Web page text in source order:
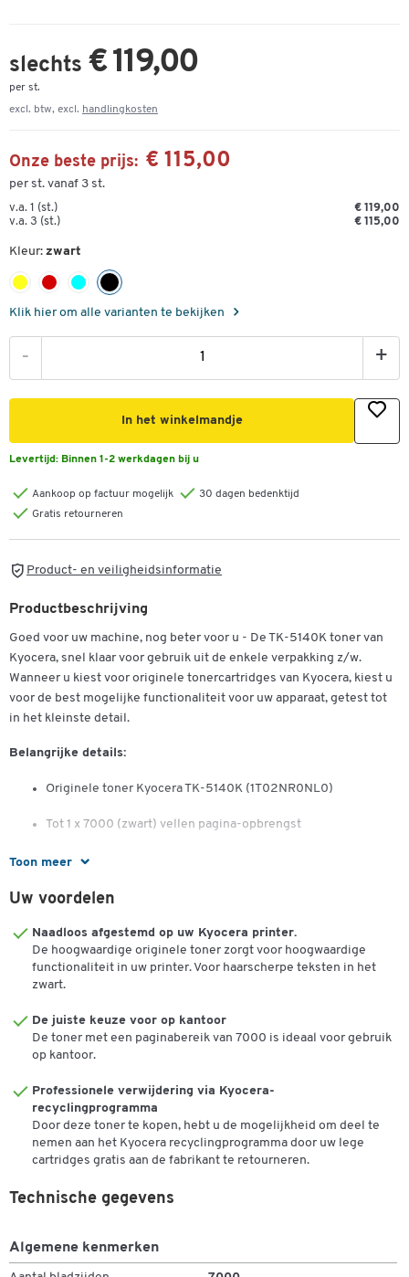
slechts € 119,00
per st.
excl. btw, excl. handlingkosten
Onze beste prijs: € 115,00
per st. vanaf 3 st.
v.a. 1 (st.)
€ 119,00
v.a. 3 (st.)
€ 115,00
Kleur: zwart
Klik hier om alle varianten te bekijken
- +
In het winkelmandje
Levertijd: Binnen 1-2 werkdagen bij u
Aankoop op factuur mogelijk
30 dagen bedenktijd
Gratis retourneren
Product- en veiligheidsinformatie
Toon meer
Productbeschrijving
Goed voor uw machine, nog beter voor u - De TK-5140K toner van
Kyocera, snel klaar voor gebruik uit de enkele verpakking z/w.
Wanneer u kiest voor originele tonercartridges van Kyocera, kiest u
voor de best mogelijke functionaliteit voor uw apparaat, getest tot
in het kleinste detail.
Belangrijke details:
Originele toner Kyocera TK-5140K (1T02NR0NL0)
Tot 1 x 7000 (zwart) vellen pagina-opbrengst
Geschikt voor:
Kyocera ECOSYS M 6030 cdn, -M 6530 cdn, ECOSYS P 6130 cdn
Uw voordelen
Naadloos afgestemd op uw Kyocera printer.
De hoogwaardige originele toner zorgt voor hoogwaardige
functionaliteit in uw printer. Voor haarscherpe teksten in het
zwart.
De juiste keuze voor op kantoor
De toner met een paginabereik van 7000 is ideaal voor gebruik
op kantoor.
Professionele verwijdering via Kyocera-
recyclingprogramma
Door deze toner te kopen, hebt u de mogelijkheid om deel te
nemen aan het Kyocera recyclingprogramma door uw lege
cartridges gratis aan de fabrikant te retourneren.
Technische gegevens
Algemene kenmerken